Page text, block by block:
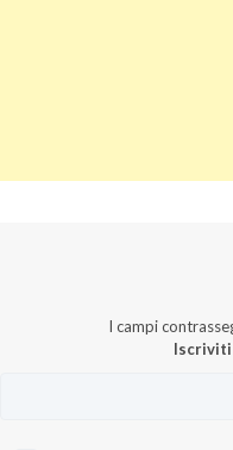
I campi